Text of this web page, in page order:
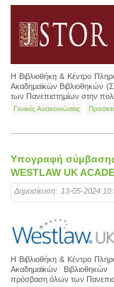
Η Βιβλιοθήκη & Κέντρο
Ακαδημαϊκών Βιβλιοθηκών
των Πανεπιστημίων στην
Γενικές Ανακοινώσεις
Υπογραφή
WESTLAW UK
Δημοσίευση: 13-05-2024
Η Βιβλιοθήκη & Κέντρο
Ακαδημαϊκών
πρόσβαση όλων των